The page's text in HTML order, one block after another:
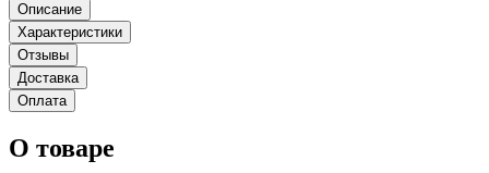
Описание
Характеристики
Отзывы
Доставка
Оплата
О товаре